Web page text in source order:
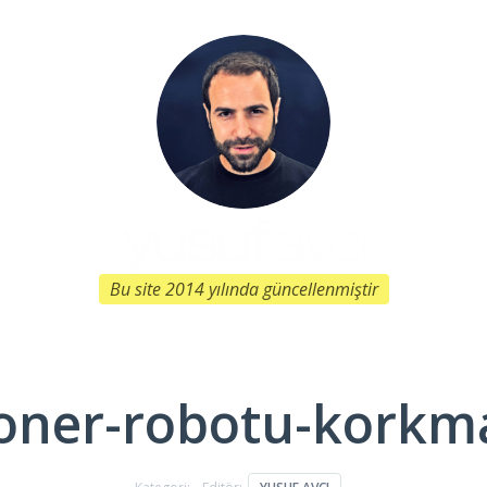
Bu site 2014 yılında güncellenmiştir
robotu-